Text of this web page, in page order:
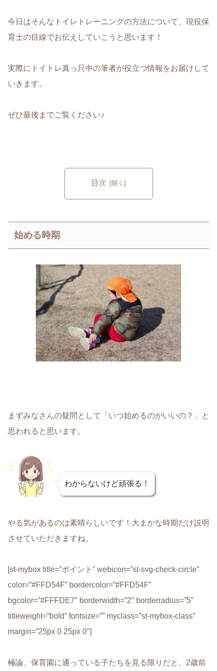
今日はそんなトイレトレーニングの方法について、現役保
育士の目線でお伝えしていこうと思います！
実際にトイトレ真っ只中の筆者が役立つ情報をお届けして
いきます。
ぜひ最後までご覧ください♪
目次
始める時期
まずみなさんの疑問として 「いつ始めるのがいいの？」
と
思われると思います。
わからないけど頑張る！
やる気があるのは素晴らしいです！大まかな時期だけ説明
させていただきますね。
[st-mybox title=”ポイント” webicon=”st-svg-check-circle”
color=”#FFD54F” bordercolor=”#FFD54F”
bgcolor=”#FFFDE7″ borderwidth=”2″ borderradius=”5″
titleweight=”bold” fontsize=”” myclass=”st-mybox-class”
margin=”25px 0 25px 0″]
極論、保育園に通っている子たちを見る限りだと、2歳前